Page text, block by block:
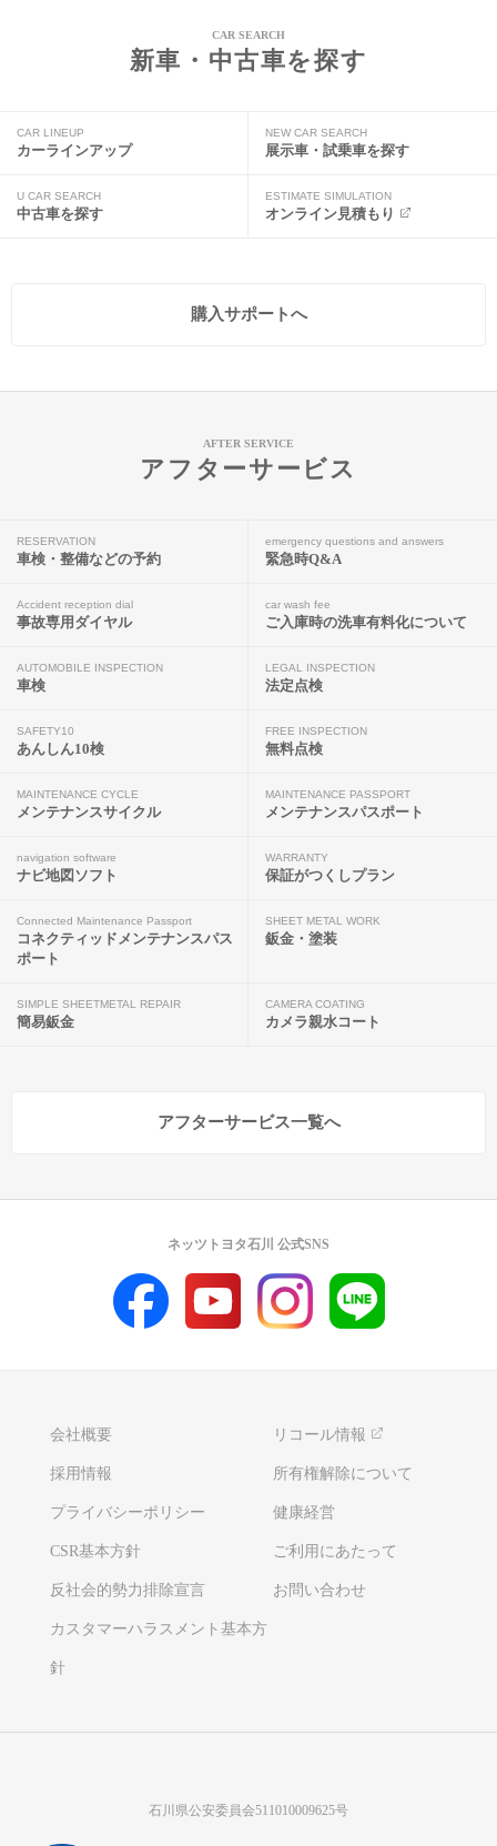
CAR SEARCH
新車・中古車を探す
CAR LINEUP
カーラインアップ
NEW CAR SEARCH
展示車・試乗車を探す
U CAR SEARCH
中古車を探す
ESTIMATE SIMULATION
オンライン見積もり
購入サポートへ
AFTER SERVICE
アフターサービス
RESERVATION
車検・整備などの予約
emergency questions and answers
緊急時Q&A
Accident reception dial
事故専用ダイヤル
car wash fee
ご入庫時の洗車有料化について
AUTOMOBILE INSPECTION
車検
LEGAL INSPECTION
法定点検
SAFETY10
あんしん10検
FREE INSPECTION
無料点検
MAINTENANCE CYCLE
メンテナンスサイクル
MAINTENANCE PASSPORT
メンテナンスパスポート
navigation software
ナビ地図ソフト
WARRANTY
保証がつくしプラン
Connected Maintenance Passport
コネクティッドメンテナンスパス
ポート
SHEET METAL WORK
鈑金・塗装
SIMPLE SHEETMETAL REPAIR
簡易鈑金
CAMERA COATING
カメラ親水コート
アフターサービス一覧へ
会社概要 リコール情報
採用情報 所有権解除について
プライバシーポリシー 健康経営
CSR基本方針 ご利用にあたって
反社会的勢力排除宣言 お問い合わせ
カスタマーハラスメント基本方
針
ネッツトヨタ石川 公式SNS
石川県公安委員会511010009625号